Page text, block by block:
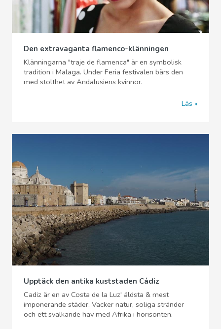
Den extravaganta flamenco-klänningen
Klänningarna "traje de flamenca" är en symbolisk
tradition i Malaga. Under Feria festivalen bärs den
med stolthet av Andalusiens kvinnor.
Läs
Upptäck den antika kuststaden Cádiz
Cadiz är en av Costa de la Luz' äldsta & mest
imponerande städer. Vacker natur, soliga stränder
och ett svalkande hav med Afrika i horisonten.